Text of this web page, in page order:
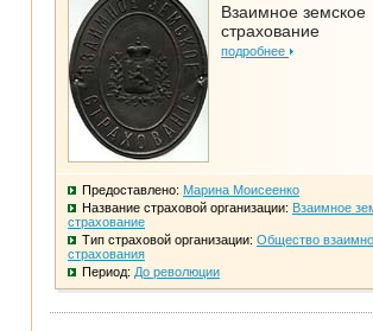
Взаимное земское
страхование
подробнее
Предоставлено: Марина Моисеенко
Название страховой организации: Взаимное
страхование
Тип страховой организации: Общество
страхования
Период: До революции